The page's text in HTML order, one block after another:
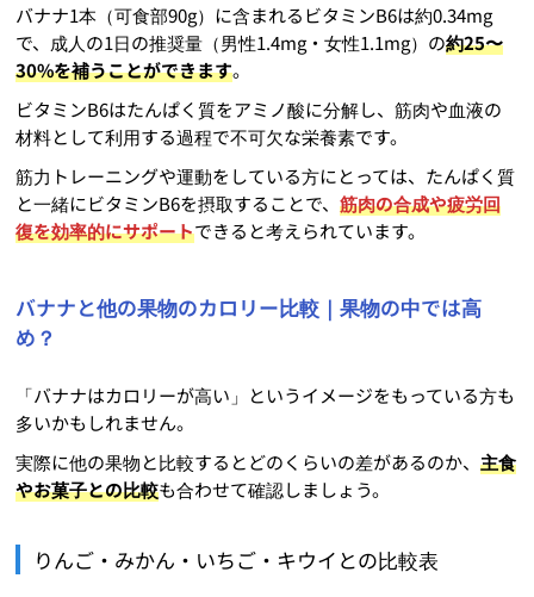
バナナ1本（可食部90g）に含まれるビタミンB6は約0.34mg
で、成人の1日の推奨量（男性1.4mg・女性1.1mg）の約25〜
30%を補うことができます。
ビタミンB6はたんぱく質をアミノ酸に分解し、筋肉や血液の
材料として利用する過程で不可欠な栄養素です。
筋力トレーニングや運動をしている方にとっては、たんぱく質
と一緒にビタミンB6を摂取することで、筋肉の合成や疲労回
復を効率的にサポートできると考えられています。
バナナと他の果物のカロリー比較｜果物の中では高
め？
「バナナはカロリーが高い」というイメージをもっている方も
多いかもしれません。
実際に他の果物と比較するとどのくらいの差があるのか、主食
やお菓子との比較も合わせて確認しましょう。
りんご・みかん・いちご・キウイとの比較表